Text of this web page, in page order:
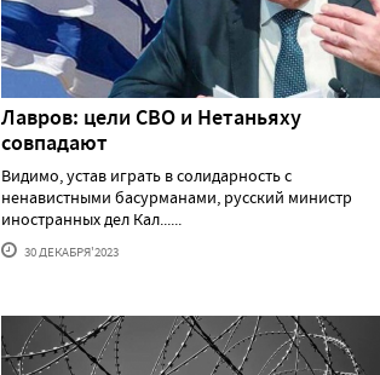
Лавров: цели СВО и Нетаньяху
совпадают
Видимо, устав играть в солидарность с
ненавистными басурманами, русский министр
иностранных дел Кал......
30 ДЕКАБРЯ'2023